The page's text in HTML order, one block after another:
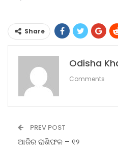
Share
Odisha
Comments
PREV POST
ଆଜିର ରାଶିଫଳ – ୧୨